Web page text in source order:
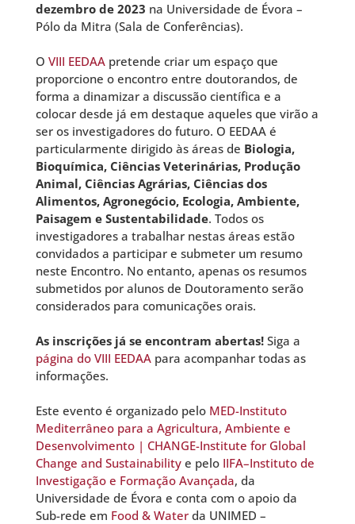
dezembro de 2023 na Universidade de Évora –
Pólo da Mitra (Sala de Conferências).
O VIII EEDAApretende criar um espaço que
proporcione o encontro entre doutorandos, de
forma a dinamizar a discussão científica e a
colocar desde já em destaque aqueles que virão a
ser os investigadores do futuro. O EEDAA é
particularmente dirigido às áreas de Biologia,
Bioquímica, Ciências Veterinárias, Produção
Animal, Ciências Agrárias, Ciências dos
Alimentos, Agronegócio, Ecologia, Ambiente,
Paisagem e Sustentabilidade. Todos os
investigadores a trabalhar nestas áreas estão
convidados a participar e submeter um resumo
neste Encontro. No entanto, apenas os resumos
submetidos por alunos de Doutoramento serão
considerados para comunicações orais.
As inscrições já se encontram abertas!Siga a
página do VIII EEDAApara acompanhar todas as
informações.
Este evento é organizado pelo MED-Instituto
Mediterrâneo para a Agricultura, Ambiente e
Desenvolvimento | CHANGE-Institute for Global
Change and Sustainabilitye pelo IIFA–Instituto de
Investigação e Formação Avançada, da
Universidade de Évora e conta com o apoio da
Sub-rede em Food & Waterda UNIMED –